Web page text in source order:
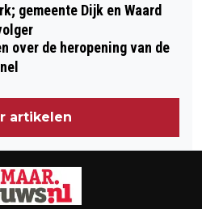
gemeente Dijk en Waard
over de heropening van de
artikelen